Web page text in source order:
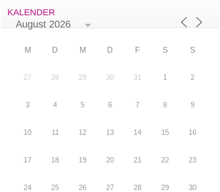
KALENDER
M D M D F S S
27 28 29 30 31 1 2
3 4 5 6 7 8 9
10 11 12 13 14 15 16
17 18 19 20 21 22 23
24 25 26 27 28 29 30